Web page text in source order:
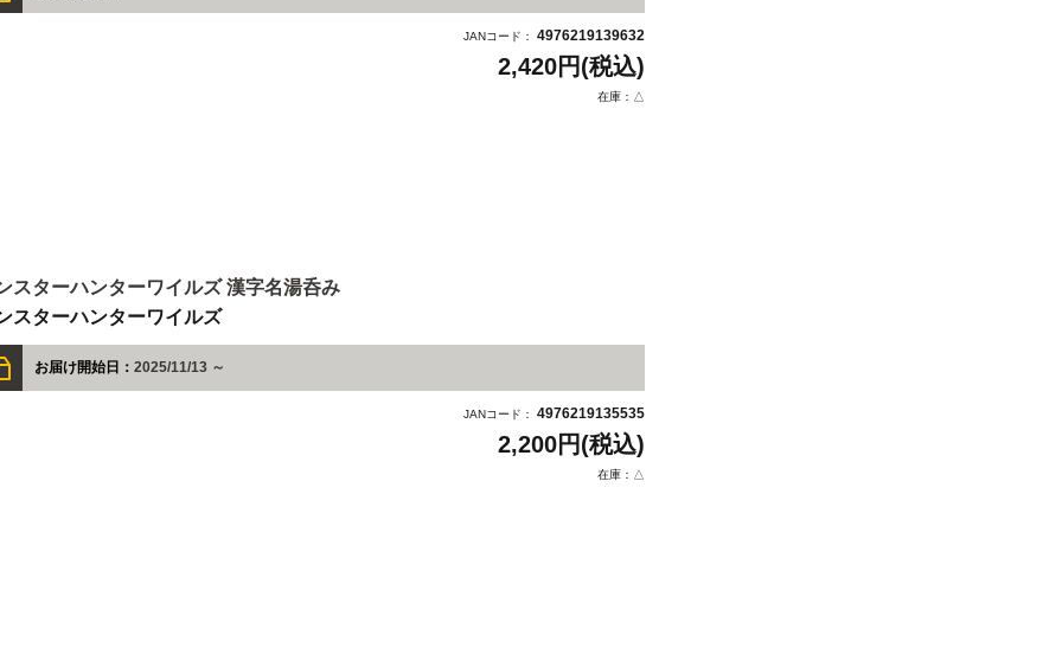
JANコード： 4976219139632
2,420円(税込)
在庫：△
スターハンターワイルズ 漢字名湯呑み
スターハンターワイルズ
お届け開始日： 2025/11/13 ～
JANコード： 4976219135535
2,200円(税込)
在庫：△